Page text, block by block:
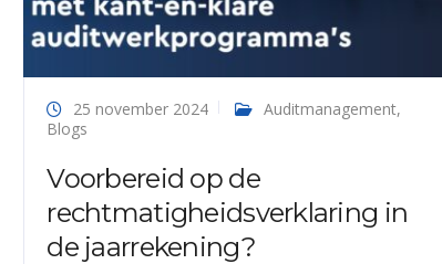
25 november 2024 Auditmanagement,
Blogs
Voorbereid op de
rechtmatigheidsverklaring in
de jaarrekening?